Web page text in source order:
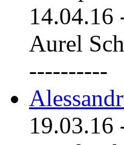
14.04.16
Aurel
----------
19.03.16